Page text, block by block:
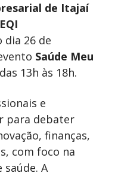
de Itajaí
EQI
dia 26 de
Saúde Meu
13h às 18h.
e
para debater
finanças,
com foco na
saúde. A